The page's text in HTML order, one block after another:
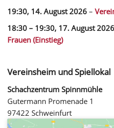
19:30, 14. August 2026 –
18:30 – 19:30, 17. August 2026
Frauen (Einstieg)
Vereinsheim und Spiellokal
Schachzentrum Spinnmühle
Gutermann Promenade 1
97422 Schweinfurt